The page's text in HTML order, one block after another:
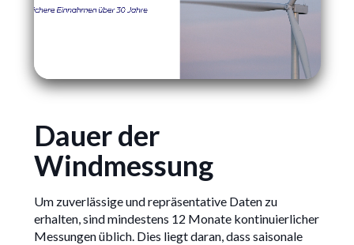
Dauer der
Windmessung
Um zuverlässige und repräsentative Daten zu
erhalten, sind mindestens 12 Monate kontinuierlicher
Messungen üblich. Dies liegt daran, dass saisonale